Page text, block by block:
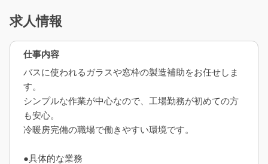
求人情報
仕事内容
バスに使われるガラスや窓枠の製造補助をお任せしま
す。
シンプルな作業が中心なので、工場勤務が初めての方
も安心。
冷暖房完備の職場で働きやすい環境です。
●具体的な業務